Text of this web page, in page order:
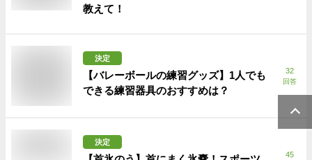
教えて！
決定
【バレーボールの練習グッズ】1人でも
できる練習器具のおすすめは？
32
回答
決定
45